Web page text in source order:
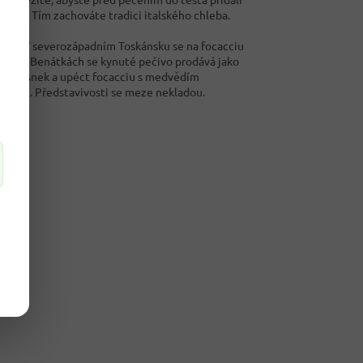
olej. Tím zachováte tradici italského chleba.
V severozápadním Toskánsku se na focacciu
a Benátkách se kynuté pečivo prodává jako
česnek a upéct focacciu s medvědím
Představivosti se meze nekladou.